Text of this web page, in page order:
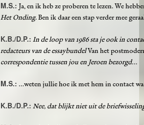
M.S.: Ja, en ik heb ze proberen te lezen. We
Het Onding. Ben ik daar een stap verder mee
K.B./D.P.: In de loop van 1986 sta je ook in
redacteurs van de essaybundelVan het
correspondentie tussen jou en Jeroen bezorgd…
M.S.: …weten jullie hoe ik met hem in contact
K.B./D.P.: Nee, dat blijkt niet uit de